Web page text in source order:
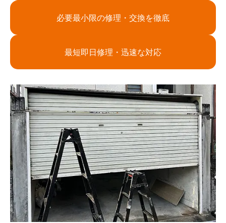
必要最小限の修理・交換を徹底
最短即日修理・迅速な対応